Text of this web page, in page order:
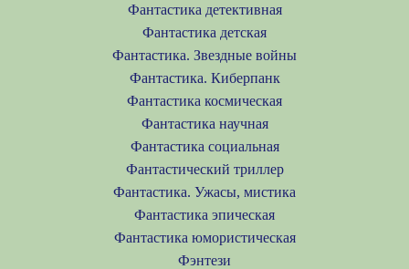
Фантастика детективная
Фантастика детская
Фантастика. Звездные войны
Фантастика. Киберпанк
Фантастика космическая
Фантастика научная
Фантастика социальная
Фантастический триллер
Фантастика. Ужасы, мистика
Фантастика эпическая
Фантастика юмористическая
Фэнтези